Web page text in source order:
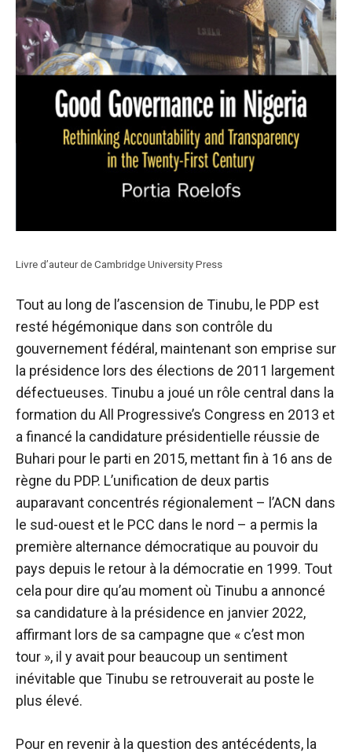
Livre d’auteur de Cambridge University Press
Tout au long de l’ascension de Tinubu, le PDP est
resté hégémonique dans son contrôle du
gouvernement fédéral, maintenant son emprise sur
la présidence lors des élections de 2011 largement
défectueuses. Tinubu a joué un rôle central dans la
formation du All Progressive’s Congress en 2013 et
a financé la candidature présidentielle réussie de
Buhari pour le parti en 2015, mettant fin à 16 ans de
règne du PDP. L’unification de deux partis
auparavant concentrés régionalement – l’ACN dans
le sud-ouest et le PCC dans le nord – a permis la
première alternance démocratique au pouvoir du
pays depuis le retour à la démocratie en 1999. Tout
cela pour dire qu’au moment où Tinubu a annoncé
sa candidature à la présidence en janvier 2022,
affirmant lors de sa campagne que « c’est mon
tour », il y avait pour beaucoup un sentiment
inévitable que Tinubu se retrouverait au poste le
plus élevé.
Pour en revenir à la question des antécédents, la